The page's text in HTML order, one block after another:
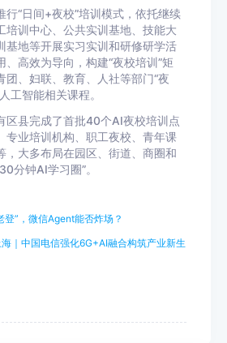
行“日间+夜校”培训模式，依托继续
培训中心、公共实训基地、技能大
基地等开展实习实训和研修研学活
、高效为导向，构建“夜校培训”矩
团、妇联、教育、人社等部门“夜
工智能相关课程。
区县完成了首批40个AI夜校培训点
专业培训机构、职工夜校、青年课
，大多布局在园区、街道、商圈和
分钟AI学习圈”。
登”，微信Agent能否炸场？
｜中国电信强化6G+AI融合构筑产业新生